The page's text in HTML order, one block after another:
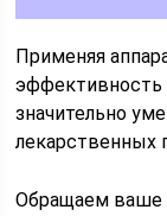
Применяя
эффективность
значительно
лекарственных
Обращаем ваше